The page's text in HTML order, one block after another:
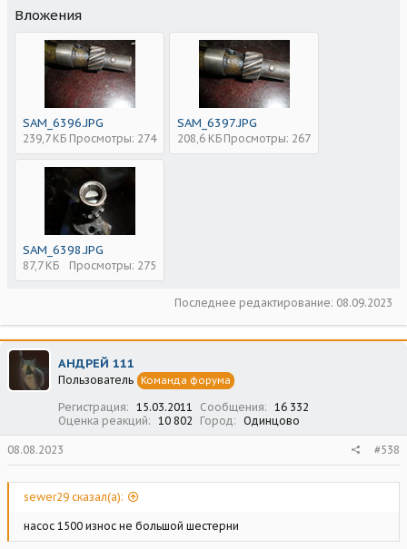
Вложения
SAM_6396.JPG
239,7 КБ Просмотры: 274
SAM_6397.JPG
208,6 КБ Просмотры: 267
SAM_6398.JPG
87,7 КБ Просмотры: 275
Последнее редактирование: 08.09.2023
АНДРЕЙ 111
Пользователь Команда форума
Регистрация 15.03.2011 Сообщения
16 332
Оценка реакций
10 802 Город Одинцово
08.08.2023 #538
sewer29 сказал(а):
насос 1500 износ не большой шестерни